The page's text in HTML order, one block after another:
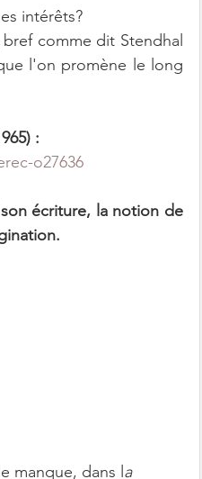
intérêts?
comme dit Stendhal
l'on promène le long
:
o27636
écriture, la notion de
manque, dans l a